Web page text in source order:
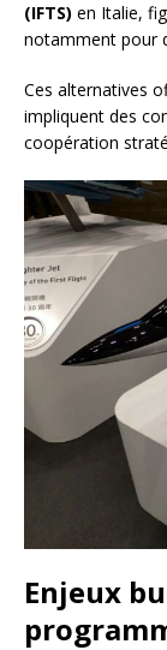
(IFTS) en Italie,
notamment pour
Ces alternatives
impliquent des
coopération
Enjeux